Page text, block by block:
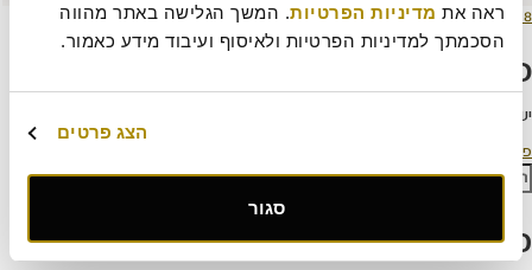
ראה את מדיניות הפרטיות
הסכמתך למדיניות הפרטיות ולאיסוף ועיבוד מידע כאמור.
הצג פרטים
סגור
פורסם
בתאריך
8 ביוני 2023
מסך
מלא
446 × 515
כתיבת תגובה
יש
ניווט
פורסם ב
חפש:
פוסטים אחרונים